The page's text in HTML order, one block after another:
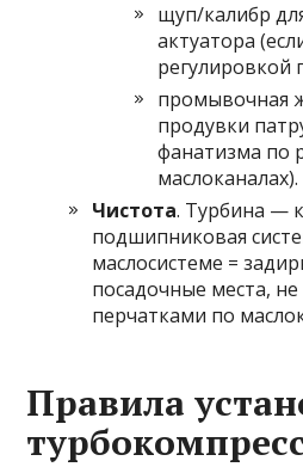
щуп/калибр
актуатора
регулировкой
промывочная
продувки
фанатизма по
маслоканалах).
Чистота. Турбина —
подшипниковая
маслосистеме =
посадочные места,
перчатками по
Правила